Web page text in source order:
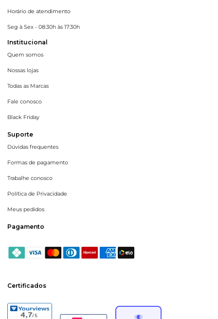
Horário de atendimento
Seg à Sex - 08:30h às 17:30h
Institucional
Quem somos
Nossas lojas
Todas as Marcas
Fale conosco
Black Friday
Suporte
Dúvidas frequentes
Formas de pagamento
Trabalhe conosco
Política de Privacidade
Meus pedidos
Pagamento
Certificados